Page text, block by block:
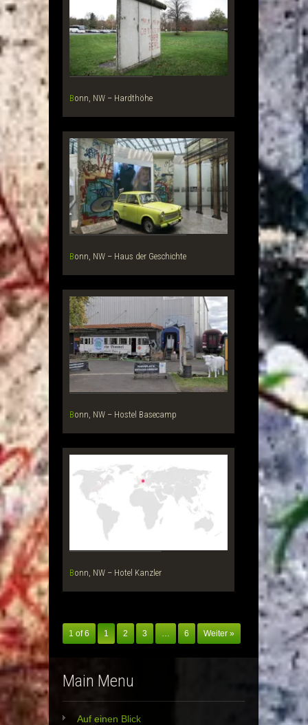
Bonn, NW – Hardthöhe
Bonn, NW – Haus der Geschichte
Bonn, NW – Hostel Basecamp
Bonn, NW – Hotel Kanzler
1 of 6 1 2 3 … 6 Weiter »
Main Menu
Auf einen Blick